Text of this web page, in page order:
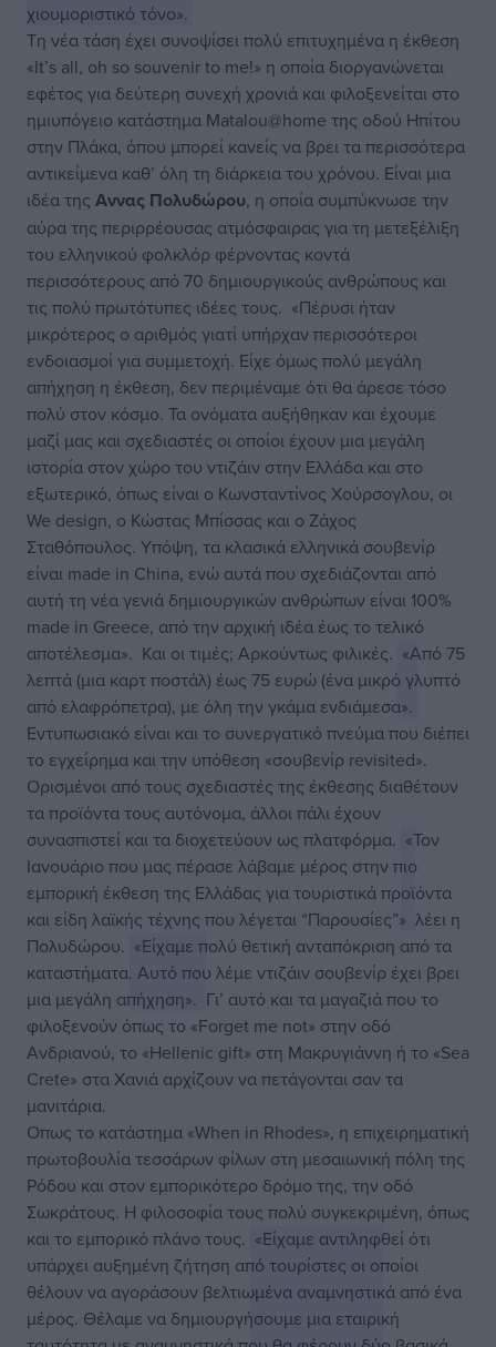
χιουμοριστικό τόνο».
Τη νέα τάση έχει συνοψίσει πολύ επιτυχημένα η έκθεση
«It’s all, oh so souvenir to me!» η οποία διοργανώνεται
εφέτος για δεύτερη συνεχή χρονιά και φιλοξενείται στο
ημιυπόγειο κατάστημα Matalou@home της οδού Ηπίτου
στην Πλάκα, όπου μπορεί κανείς να βρει τα περισσότερα
αντικείμενα καθ’ όλη τη διάρκεια του χρόνου. Είναι μια
ιδέα της Αννας Πολυδώρου, η οποία συμπύκνωσε την
αύρα της περιρρέουσας ατμόσφαιρας για τη μετεξέλιξη
του ελληνικού φολκλόρ φέρνοντας κοντά
περισσότερους από 70 δημιουργικούς ανθρώπους και
τις πολύ πρωτότυπες ιδέες τους. «Πέρυσι ήταν
μικρότερος ο αριθμός γιατί υπήρχαν περισσότεροι
ενδοιασμοί για συμμετοχή. Είχε όμως πολύ μεγάλη
απήχηση η έκθεση, δεν περιμέναμε ότι θα άρεσε τόσο
πολύ στον κόσμο. Τα ονόματα αυξήθηκαν και έχουμε
μαζί μας και σχεδιαστές οι οποίοι έχουν μια μεγάλη
ιστορία στον χώρο του ντιζάιν στην Ελλάδα και στο
εξωτερικό, όπως είναι ο Κωνσταντίνος Χούρσογλου, οι
We design, ο Κώστας Μπίσσας και ο Ζάχος
Σταθόπουλος. Υπόψη, τα κλασικά ελληνικά σουβενίρ
είναι made in China, ενώ αυτά που σχεδιάζονται από
αυτή τη νέα γενιά δημιουργικών ανθρώπων είναι 100%
made in Greece, από την αρχική ιδέα έως το τελικό
αποτέλεσμα». Και οι τιμές; Αρκούντως φιλικές. «Από 75
λεπτά (μια καρτ ποστάλ) έως 75 ευρώ (ένα μικρό γλυπτό
από ελαφρόπετρα), με όλη την γκάμα ενδιάμεσα».
Εντυπωσιακό είναι και το συνεργατικό πνεύμα που διέπει
το εγχείρημα και την υπόθεση «σουβενίρ revisited».
Ορισμένοι από τους σχεδιαστές της έκθεσης διαθέτουν
τα προϊόντα τους αυτόνομα, άλλοι πάλι έχουν
συνασπιστεί και τα διοχετεύουν ως πλατφόρμα. «Τον
Ιανουάριο που μας πέρασε λάβαμε μέρος στην πιο
εμπορική έκθεση της Ελλάδας για τουριστικά προϊόντα
και είδη λαϊκής τέχνης που λέγεται “Παρουσίες”» λέει η
Πολυδώρου. «Είχαμε πολύ θετική ανταπόκριση από τα
καταστήματα. Αυτό που λέμε ντιζάιν σουβενίρ έχει βρει
μια μεγάλη απήχηση». Γι’ αυτό και τα μαγαζιά που το
φιλοξενούν όπως το «Forget me not» στην οδό
Ανδριανού, το «Hellenic gift» στη Μακρυγιάννη ή το «Sea
Crete» στα Χανιά αρχίζουν να πετάγονται σαν τα
μανιτάρια.
Οπως το κατάστημα «When in Rhodes», η επιχειρηματική
πρωτοβουλία τεσσάρων φίλων στη μεσαιωνική πόλη της
Ρόδου και στον εμπορικότερο δρόμο της, την οδό
Σωκράτους. Η φιλοσοφία τους πολύ συγκεκριμένη, όπως
και το εμπορικό πλάνο τους. «Είχαμε αντιληφθεί ότι
υπάρχει αυξημένη ζήτηση από τουρίστες οι οποίοι
θέλουν να αγοράσουν βελτιωμένα αναμνηστικά από ένα
μέρος. Θέλαμε να δημιουργήσουμε μια εταιρική